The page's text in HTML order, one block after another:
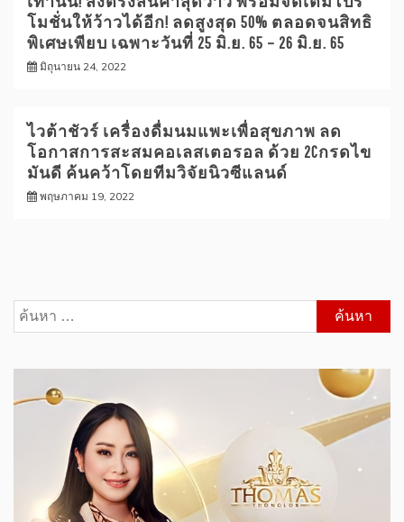
โมชั่นให้ว้าวได้อีก! ลดสูงสุด 50% ตลอดจนสิทธิ
พิเศษเพียบ เฉพาะวันที่ 25 มิ.ย. 65 – 26 มิ.ย. 65
มิถุนายน 24, 2022
ไวต้าชัวร์ เครื่องดื่มนมแพะเพื่อสุขภาพ ลด
โอกาสการสะสมคอเลสเตอรอล ด้วย 2Cกรดไข
มันดี ค้นคว้าโดยทีมวิจัยนิวซีแลนด์
พฤษภาคม 19, 2022
ค้นหา
สำหรับ: